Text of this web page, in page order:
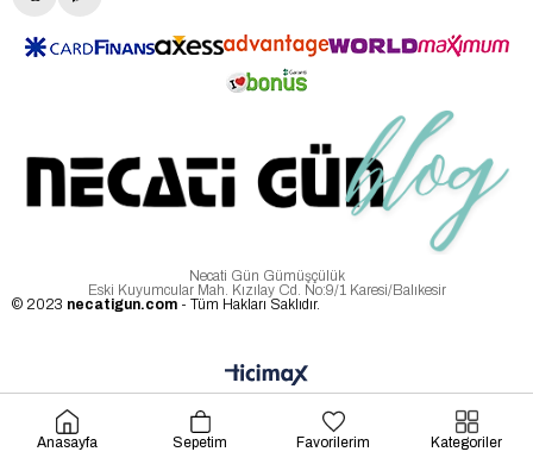
Necati Gün Gümüşçülük
Eski Kuyumcular Mah. Kızılay Cd. No:9/1 Karesi/Balıkesir
© 2023 necatigun.com - Tüm Hakları Saklıdır.
Anasayfa Sepetim Favorilerim Kategoriler